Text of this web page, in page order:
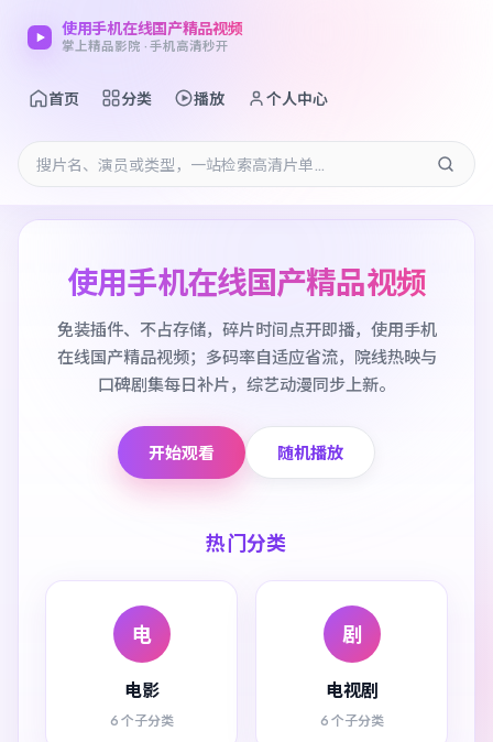
使用手机在线国产精品视频
掌上精品影院 · 手机高清秒开
首页 分类 播放 个人中心
使用手机在线国产精品视频
免装插件、不占存储，碎片时间点开即播，使用手机
在线国产精品视频；多码率自适应省流，院线热映与
口碑剧集每日补片，综艺动漫同步上新。
开始观看 随机播放
热门分类
电
电影
6 个子分类
剧
电视剧
6 个子分类